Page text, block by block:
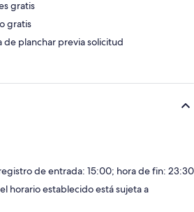
gratis
gratis
de planchar previa solicitud
de entrada: 15:00; hora de fin: 23:30
horario establecido está sujeta a